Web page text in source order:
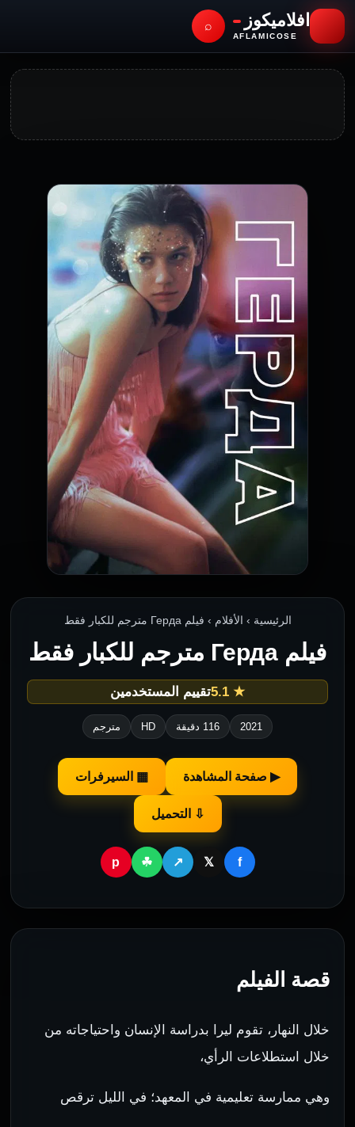
افلاميكوز
AFLAMICOSE
⌕
الرئيسية › الأفلام › فيلم Герда مترجم للكبار فقط
فيلم Герда مترجم للكبار فقط
★ 5.1 تقييم المستخدمين
2021 116 دقيقة HD مترجم
▶ صفحة المشاهدة ▦ السيرفرات
⇩ التحميل
f
𝕏
↗
☘
p
قصة الفيلم
خلال النهار، تقوم ليرا بدراسة الإنسان واحتياجاته من
خلال استطلاعات الرأي،
وهي ممارسة تعليمية في المعهد؛ في الليل ترقص